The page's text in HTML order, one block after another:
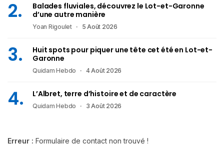
Balades fluviales, découvrez le Lot-et-Garonne
d’une autre manière
Yoan Rigoulet 5 Août 2026
Huit spots pour piquer une tête cet été en Lot-et-
Garonne
Quidam Hebdo 4 Août 2026
L’Albret, terre d’histoire et de caractère
Quidam Hebdo 3 Août 2026
Erreur : Formulaire de contact non trouvé !